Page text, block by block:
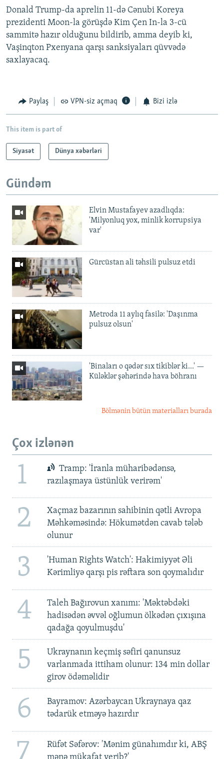
Donald Trump-da aprelin 11-də Cənubi Koreya
prezidenti Moon-la görüşdə Kim Çen In-la 3-cü
sammitə hazır olduğunu bildirib, amma deyib ki,
Vaşinqton Pxenyana qarşı sanksiyaları qüvvədə
saxlayacaq.
Paylaş VPN-siz açmaq Bizi izlə
This item is part of
Siyasət Dünya xəbərləri
Gündəm
Elvin Mustafayev azadlıqda:
'Milyonluq yox, minlik korrupsiya
var'
Gürcüstan ali təhsili pulsuz etdi
Metroda 11 aylıq fasilə: 'Daşınma
pulsuz olsun'
'Binaları o qədər sıx tikiblər ki...' —
Küləklər şəhərində hava böhranı
Bölmənin bütün materialları burada
Çox izlənən
1
Tramp: 'İranla müharibədənsə,
razılaşmaya üstünlük verirəm'
2
Xaçmaz bazarının sahibinin qətli Avropa
Məhkəməsində: Hökumətdən cavab tələb
olunur
3
'Human Rights Watch': Hakimiyyət Əli
Kərimliyə qarşı pis rəftara son qoymalıdır
4
Taleh Bağırovun xanımı: 'Məktəbdəki
hadisədən əvvəl oğlumun ölkədən çıxışına
qadağa qoyulmuşdu'
5
Ukraynanın keçmiş səfiri qanunsuz
varlanmada ittiham olunur: 134 min dollar
girov ödəməlidir
6
Bayramov: Azərbaycan Ukraynaya qaz
tədarük etməyə hazırdır
7
Rüfət Səfərov: 'Mənim günahımdır ki, ABŞ